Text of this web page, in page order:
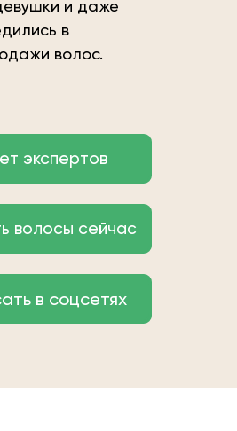
и даже
в
волос.
экспертов
волосы сейчас
в соцсетях